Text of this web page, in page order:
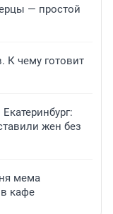
— простой
К чему готовит
жен без
мема
кафе